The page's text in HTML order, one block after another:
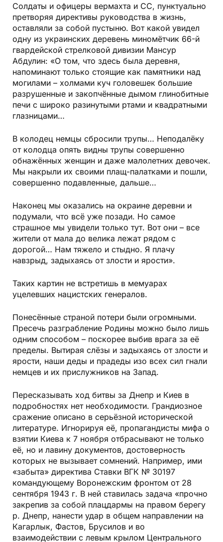
Солдаты и офицеры вермахта и СС, пунктуально
претворяя директивы руководства в жизнь,
оставляли за собой пустыню. Вот какой увидел
одну из украинских деревень миномётчик 66-й
гвардейской стрелковой дивизии Мансур
Абдулин: «О том, что здесь была деревня,
напоминают только стоящие как памятники над
могилами – холмами куч головешек большие
разрушенные и закопчённые дымом глинобитные
печи с широко разинутыми ртами и квадратными
глазницами…
В колодец немцы сбросили трупы… Неподалёку
от колодца опять видны трупы совершенно
обнажённых женщин и даже малолетних девочек.
Мы накрыли их своими плащ-палатками и пошли,
совершенно подавленные, дальше…
Наконец мы оказались на окраине деревни и
подумали, что всё уже позади. Но самое
страшное мы увидели только тут. Вот они – все
жители от мала до велика лежат рядом с
дорогой… Нам тяжело и стыдно. Я плачу
навзрыд, задыхаясь от злости и ярости».
Таких картин не встретишь в мемуарах
уцелевших нацистских генералов.
Понесённые страной потери были огромными.
Пресечь разграбление Родины можно было лишь
одним способом – поскорее выбив врага за её
пределы. Вытирая слёзы и задыхаясь от злости и
ярости, наши деды и прадеды изо всех сил гнали
немцев и их прислужников на Запад.
Пересказывать ход битвы за Днепр и Киев в
подробностях нет необходимости. Грандиозное
сражение описано в серьёзной исторической
литературе. Игнорируя её, пропагандисты мифа о
взятии Киева к 7 ноября отбрасывают не только
её, но и лавину документов, достоверность
которых не вызывает сомнений. Например, ими
«забыта» директива Ставки ВГК № 30197
командующему Воронежским фронтом от 28
сентября 1943 г. В ней ставилась задача «прочно
закрепив за собой плацдармы на правом берегу
р. Днепр, нанести удар в общем направлении на
Кагарлык, Фастов, Брусилов и во
взаимодействии с левым крылом Центрального